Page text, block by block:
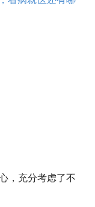
，充分考虑了不